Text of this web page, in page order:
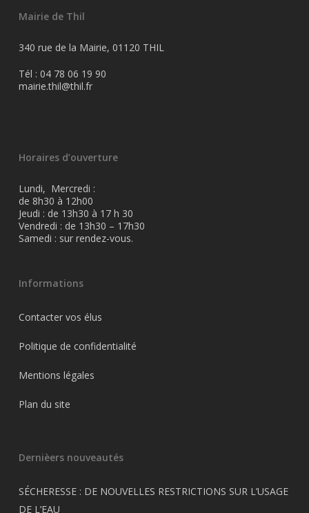
Mairie de Thil
340 rue de la Mairie, 01120 THIL
Tél : 04 78 06 19 90
mairie.thil@thil.fr
Horaires d’ouverture
Lundi, Mercredi :
de 8h30 à 12h00
Jeudi : de 13h30 à 17 h 30
Vendredi : de 13h30 – 17h30
Samedi : sur rendez-vous.
Informations
Contacter vos élus
Politique de confidentialité
Mentions légales
Plan du site
Dernièers nouveautés
SÉCHERESSE : DE NOUVELLES RESTRICTIONS SUR L’USAGE
DE L’EAU